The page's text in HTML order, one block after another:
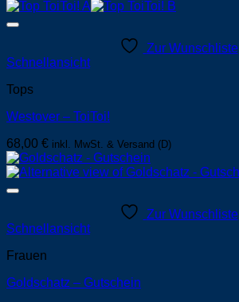
Zur Wunschliste
Schnellansicht
Tops
Westover – ToiToi!
68,00 € inkl. MwSt. & Versand (D)
Zur Wunschliste
Schnellansicht
Frauen
Goldschatz – Gutschein